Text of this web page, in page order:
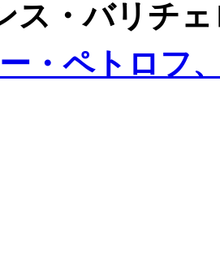
ス・バリチ
・ペトロフ